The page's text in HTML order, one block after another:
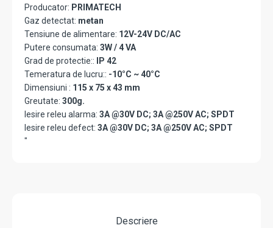
Producator: PRIMATECH
Gaz detectat: metan
Tensiune de alimentare: 12V-24V DC/AC
Putere consumata: 3W / 4 VA
Grad de protectie::
IP 42
Temeratura de lucru:: -10°C ~ 40°C
Dimensiuni : 115 x 75 x 43 mm
Greutate: 300g.
Iesire releu alarma: 3A @30V DC; 3A @250V AC; SPDT
Iesire releu defect: 3A @30V DC; 3A @250V AC; SPDT
"
Descriere